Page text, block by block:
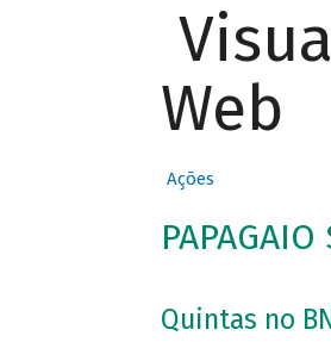
Web
Ações
Quintas no